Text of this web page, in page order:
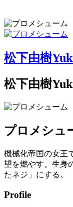
松下由樹
松下由樹
プロメシュ
機械化帝国の女王
望を燃やす。生身
たネジ」にする。
Profile